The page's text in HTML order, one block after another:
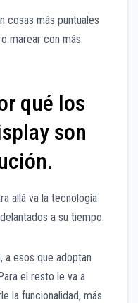
cosas más puntuales
marear con más
qué los
son
allá va la tecnología
a su tiempo.
a esos que adoptan
el resto le va a
la funcionalidad, más